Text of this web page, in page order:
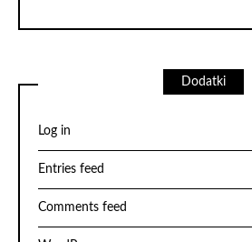
Dodatki
Log in
Entries feed
Comments feed